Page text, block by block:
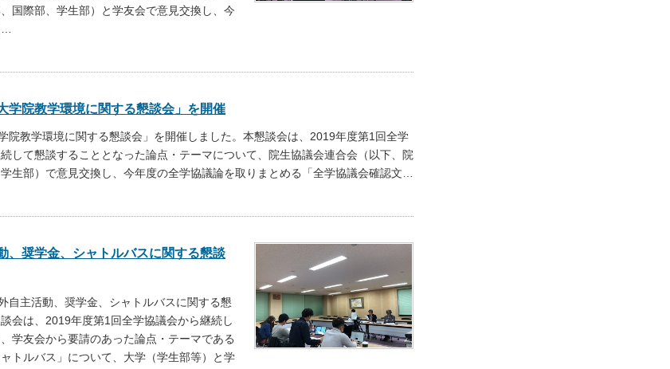
国際部、学生部）と学友会で意見交換し、今
学院教学環境に関する懇談会」を開催
院教学環境に関する懇談会」を開催しました。本懇談会は、2019年度第1回全学
して懇談することとなった論点・テーマについて、院生協議会連合会（以下、院
生部）で意見交換し、今年度の全学協議論を取りまとめる「全学協議会確認文
、奨学金、シャトルバスに関する懇談
自主活動、奨学金、シャトルバスに関する懇
会は、2019年度第1回全学協議会から継続し
学友会から要請のあった論点・テーマである
トルバス」について、大学（学生部等）と学